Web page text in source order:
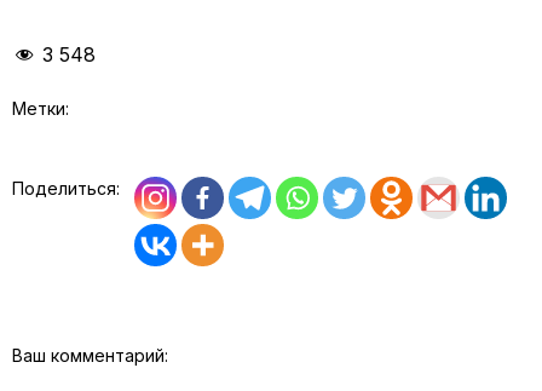
3 548
Метки:
Поделиться:
Ваш комментарий: